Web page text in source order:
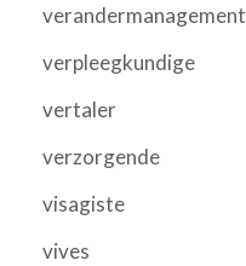
verandermanagement
verpleegkundige
vertaler
verzorgende
visagiste
vives